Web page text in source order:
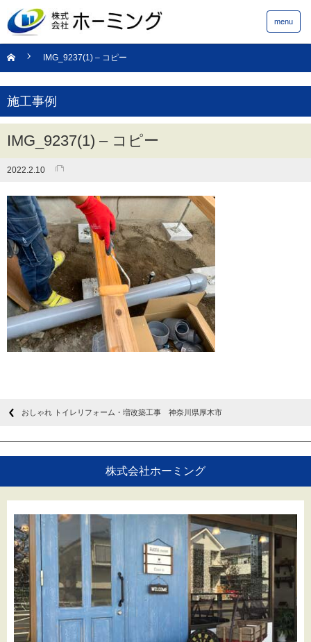
menu
IMG_9237(1) – コピー
施工事例
IMG_9237(1) – コピー
2022.2.10
おしゃれ トイレリフォーム・増改築工事 神奈川県厚木市
株式会社ホーミング